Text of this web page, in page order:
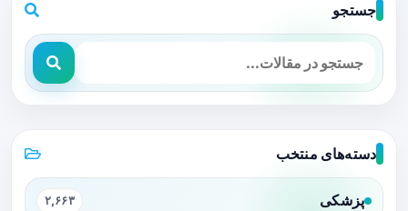
جستجو
دسته‌های منتخب
پزشکی ۲,۶۶۳